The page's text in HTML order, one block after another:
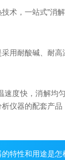
，一站式”消解
耐酸碱、耐高
速度快，消解均
仪器的配套产
特性和用途是怎